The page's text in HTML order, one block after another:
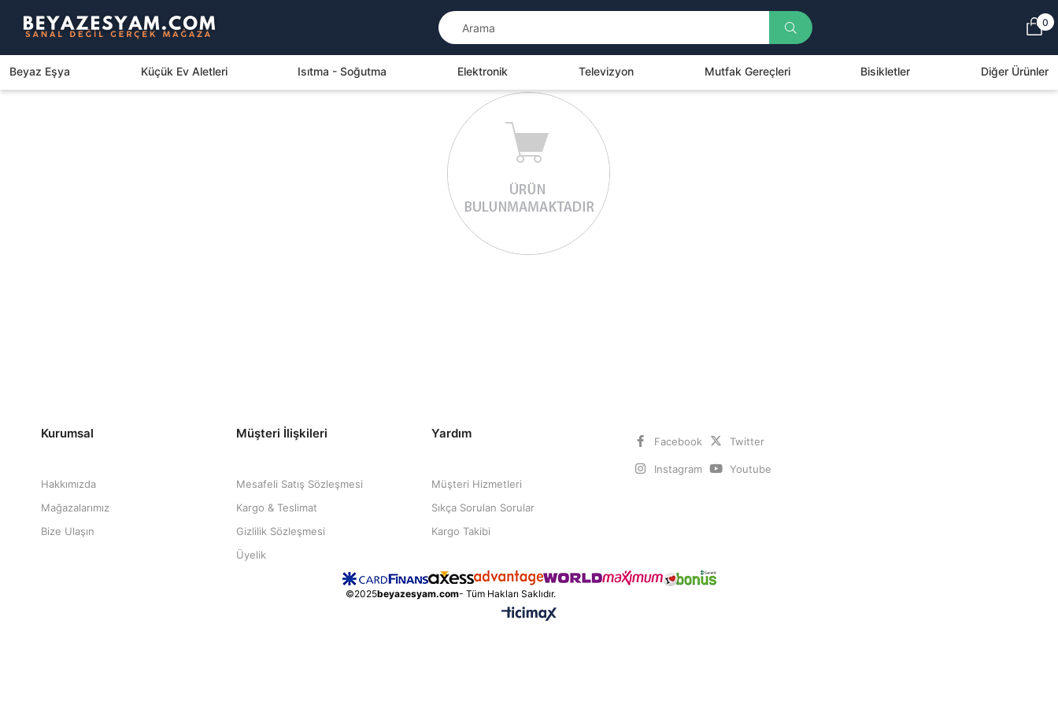
0
Beyaz Eşya Küçük Ev Aletleri Isıtma - Soğutma Elektronik Televizyon Mutfak Gereçleri Bisikletler Diğer Ürünler
Kurumsal
Hakkımızda
Mağazalarımız
Bize Ulaşın
Müşteri İlişkileri
Mesafeli Satış Sözleşmesi
Kargo & Teslimat
Gizlilik Sözleşmesi
Üyelik
Yardım
Müşteri Hizmetleri
Sıkça Sorulan Sorular
Kargo Takibi
Facebook Twitter
Instagram Youtube
©2025beyazesyam.com- Tüm Hakları Saklıdır.